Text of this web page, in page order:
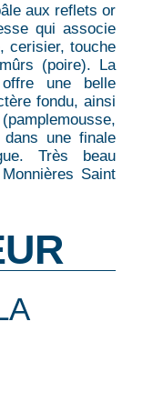
aux reflets or
qui associe
cerisier, touche
(poire). La
une belle
fondu, ainsi
une finale
Très beau
Saint